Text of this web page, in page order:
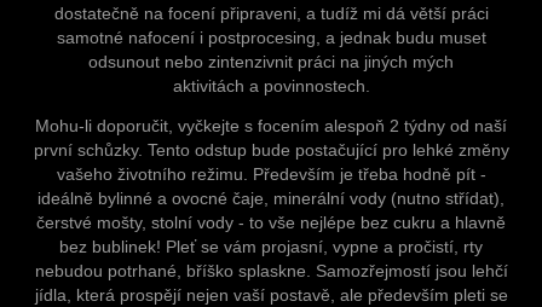
dostatečně na focení připraveni, a tudíž mi dá větší práci
samotné nafocení i postprocesing, a jednak budu muset
odsunout nebo zintenzivnit práci na jiných mých
aktivitách a povinnostech.
Mohu-li doporučit, vyčkejte s focením alespoň 2 týdny od naší
první schůzky. Tento odstup bude postačující pro lehké změny
vašeho životního režimu. Především je třeba hodně pít -
ideálně bylinné a ovocné čaje, minerální vody (nutno střídat),
čerstvé mošty, stolní vody - to vše nejlépe bez cukru a hlavně
bez bublinek! Pleť se vám projasní, vypne a pročistí, rty
nebudou potrhané, bříško splaskne. Samozřejmostí jsou lehčí
jídla, která prospějí nejen vaší postavě, ale především pleti se